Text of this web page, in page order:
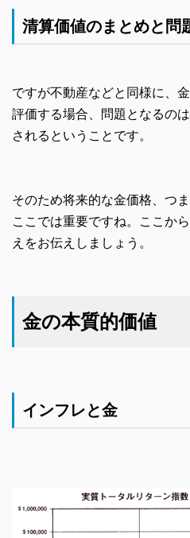
清算価値のまとめと問
ですが不動産などと同様に、
評価する場合、問題となるの
されるということです。
そのため将来的な金価格、つ
ここでは重要ですね。ここか
えをお伝えしましょう。
金の本質的価値
インフレと金